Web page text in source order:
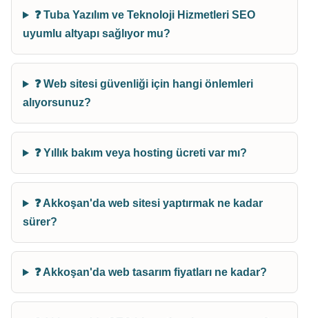
❓ Tuba Yazılım ve Teknoloji Hizmetleri SEO
uyumlu altyapı sağlıyor mu?
❓ Web sitesi güvenliği için hangi önlemleri
alıyorsunuz?
❓ Yıllık bakım veya hosting ücreti var mı?
❓ Akkoşan'da web sitesi yaptırmak ne kadar
sürer?
❓ Akkoşan'da web tasarım fiyatları ne kadar?